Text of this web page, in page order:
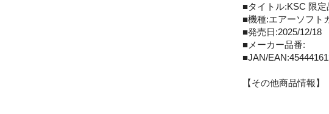
■タイトル:KSC 限
■機種:エアーソフト
■発売日:2025/12/18
■メーカー品番:
■JAN/
【その他商品情報】